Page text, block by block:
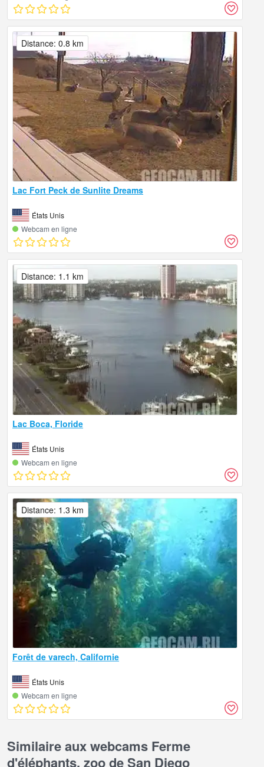
Lac Fort Peck de Sunlite Dreams
États Unis
Webcam en ligne
Distance: 0.8 km
Lac Boca, Floride
États Unis
Webcam en ligne
Distance: 1.1 km
Forêt de varech, Californie
États Unis
Webcam en ligne
Distance: 1.3 km
Similaire aux webcams Ferme
d'éléphants, zoo de San Diego